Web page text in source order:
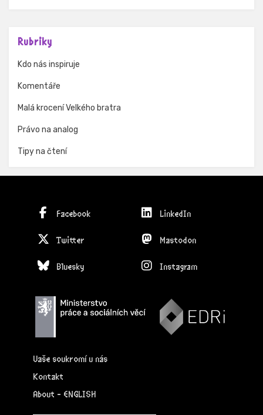
Rubriky
Kdo nás inspiruje
Komentáře
Malá krocení Velkého bratra
Právo na analog
Tipy na čtení
Facebook LinkedIn
Twitter Mastodon
Bluesky Instagram
Vaše soukromí u nás
Kontakt
About - ENGLISH